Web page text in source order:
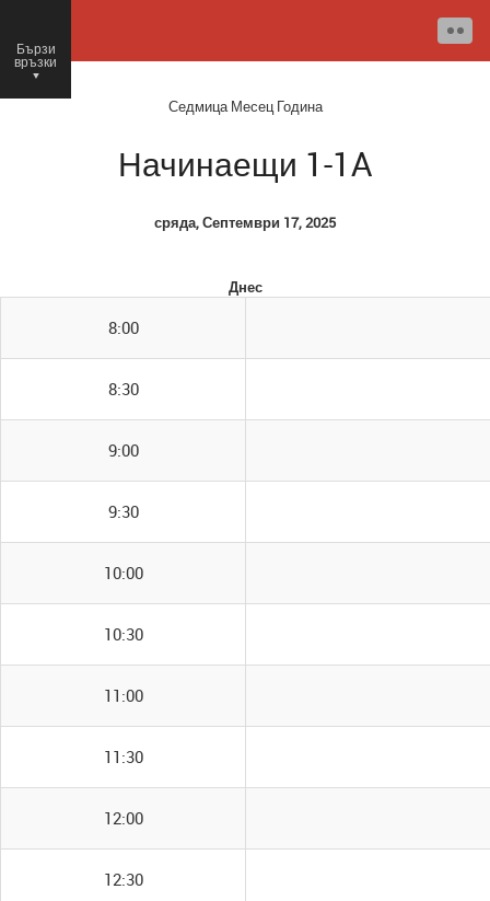
Бързи
връзки
○
СедмицаМесецГодина
Начинаещи 1-1A
сряда, Септември 17, 2025
Днес
8:00
8:30
9:00
9:30
10:00
10:30
11:00
11:30
12:00
12:30